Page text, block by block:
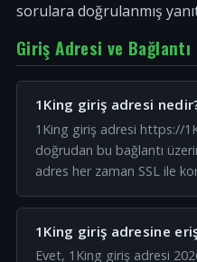
sorulara doğrulanmış
Giriş Adresi ve Bağlantı
1King giriş adresi
1King giriş adresi https://
doğrudan bu bağlantı
adres her zaman SSL ile
1King giriş adresine
Evet, 1King giriş adresi